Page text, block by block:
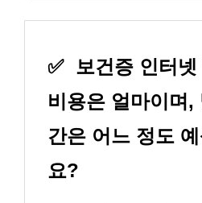
✅ 보건증 인터
비용은 얼마이며,
간은 어느 정도
요?